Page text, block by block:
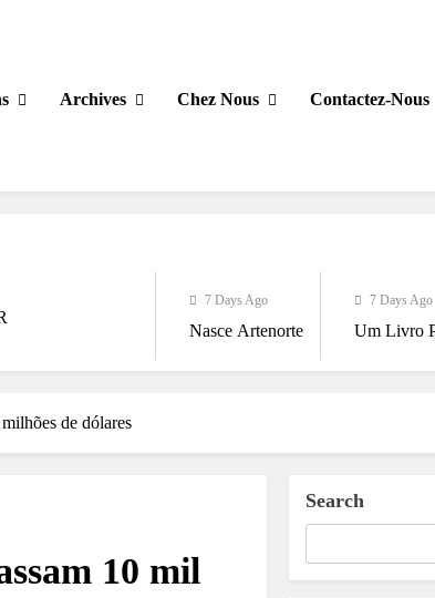
Archives Chez Nous Contactez-Nous
Nasce Artenorte
7 Days Ago
Um Livro Para Ler
de dólares
10 mil
Search